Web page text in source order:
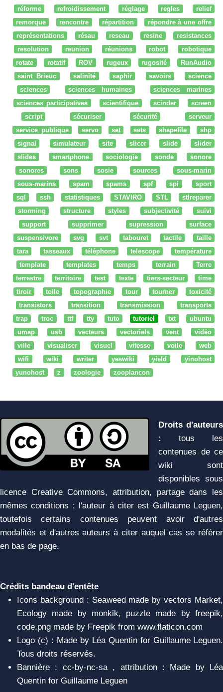
réforme
refroidissement réglage regles
relief
remorque
rencontre répartition
répondre à une offre
représentations
résau reseau resine
resistances
resolution
reunion réunions robot
robotique
rotate
rotatif ROV rugeux rugosité
RunAudio
saint Brieuc
salinité saphir savoirs
science
sciences
sciences humaines
sciences marines
sciences participatives
scientifique scinder
screen
script
sécuriser sécurité
serveur
service_publique
servo set sets shapefile
shp
signal
simulateur site slicer slide
slider
slides
smartphone sociologie sonde
sonore
sonores
sons sosie sources
sous-marin
sous-marins
spam spams spf spi
sport
sql
ssh statistiques STAVIRO STL
stlreparer
storming
structure styles subjectivité
suivi
support
supprimer supression
surface
suspensivore
svg svt tabouret tactile
taille
tara
tasseaux téléphone telescope
température
template
templates temps terrain
Terre
terrestre
territoire test texte tiers-secteur
time
tiroir
toile topographie tour tourner
toxicité
transistors
transition transmission
transports
trap
troc ttf tty tuto tutoriel txt
ubuntu
umap
usb vecteurs vectoriels vent
vidéo
ville
visualiser visuel vitesse voile
web
wifi
wiki writer yeswiki yield
yinohost
yunohost
z zoologie zooplancon
Droits d'auteurs
:
tous les
contenues de ce
wiki sont
disponibles sous
licence Creative Commons, attribution, partage dans les
mêmes conditions ; l'auteur à citer est Guillaume Leguen,
toutefois certains contenues peuvent avoir d'autres
modalités et d'autres auteurs à citer auquel cas se référer
en bas de page.
Crédits bandeau d'entête
Icons background : Seaweed made by vectors Market,
Ecology made by monkik, puzzle made by freepik,
code.png made by Freepik from www.flaticon.com
Logo (c) : Made by Léa Quentin for Guillaume Leguen.
Tous droits réservés.
Bannière : cc-by-nc-sa , attribution : Made by Léa
Quentin for Guillaume Leguen